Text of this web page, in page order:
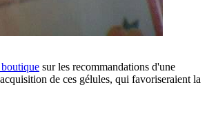
sur les recommandations d'une
de ces gélules, qui favoriseraient la